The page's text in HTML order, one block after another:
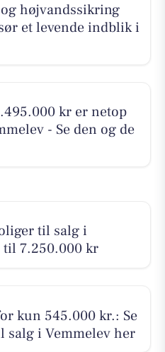
højvandssikring
et levende indblik i
kr er netop
- Se den og de
til salg i
til 7.250.000 kr
kun 545.000 kr.: Se
i Vemmelev her